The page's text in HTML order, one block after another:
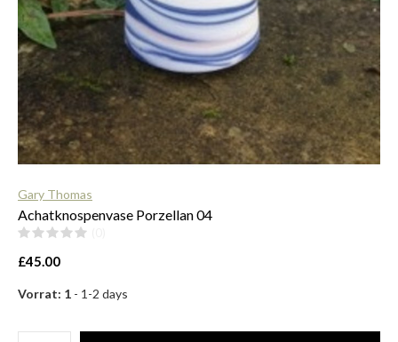
Gary Thomas
Achatknospenvase Porzellan 04
£45.00
Vorrat: 1 - 1-2 days